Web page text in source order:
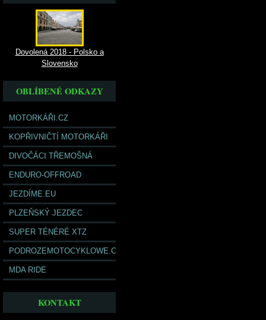
Dovolená 2018 - Polsko a
Slovensko
OBLÍBENÉ ODKAZY
MOTORKÁŘI.CZ
KOPŘIVNIČTÍ MOTORKÁŘI
DIVOČÁCI TŘEMOŠNÁ
ENDURO-OFFROAD
JEZDÍME.EU
PLZEŇSKÝ JEZDEC
SUPER TÉNÉRÉ XTZ
PODROZEMOTOCYKLOWE.COM
MDA RIDE
KONTAKT